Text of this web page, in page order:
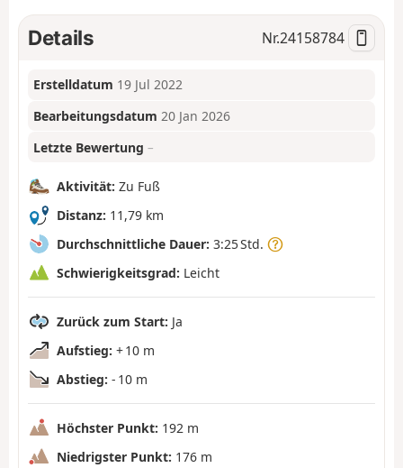
Details Nr.24158784
Erstelldatum 19 Jul 2022
Bearbeitungsdatum 20 Jan 2026
Letzte Bewertung –
Aktivität: Zu Fuß
Distanz: 11,79 km
Durchschnittliche Dauer: 3:25 Std.
Schwierigkeitsgrad: Leicht
Zurück zum Start: Ja
Aufstieg: + 10 m
Abstieg: - 10 m
Höchster Punkt: 192 m
Niedrigster Punkt: 176 m